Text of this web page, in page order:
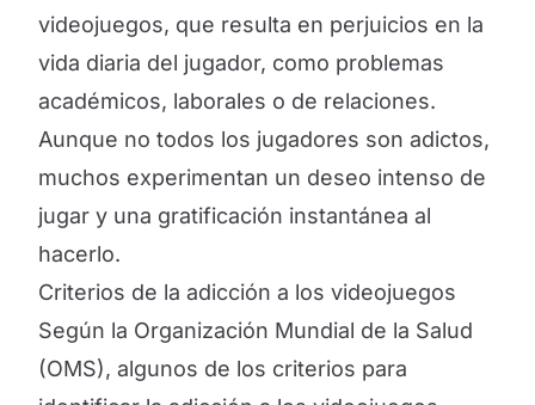
videojuegos, que resulta en perjuicios en la
vida diaria del jugador, como problemas
académicos, laborales o de relaciones.
Aunque no todos los jugadores son adictos,
muchos experimentan un deseo intenso de
jugar y una gratificación instantánea al
hacerlo.
Criterios de la adicción a los videojuegos
Según la Organización Mundial de la Salud
(OMS), algunos de los criterios para